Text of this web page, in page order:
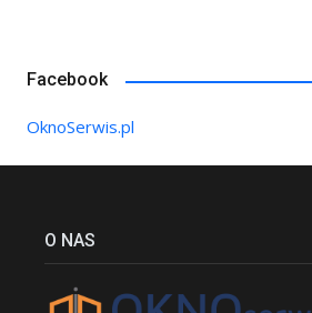
Facebook
OknoSerwis.pl
O NAS